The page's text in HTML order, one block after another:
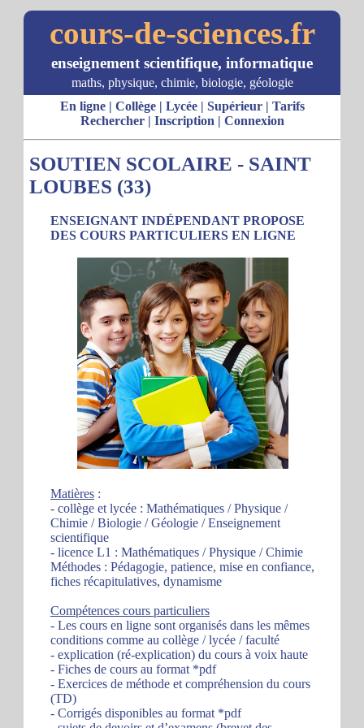
cours-de-sciences.fr
enseignement scientifique, informatique
maths, physique, chimie, biologie, géologie
En ligne| Collège| Lycée| Supérieur| Tarifs
Rechercher| Inscription | Connexion
SOUTIEN SCOLAIRE - SAINT
LOUBES (33)
ENSEIGNANT INDÉPENDANT PROPOSE
DES COURS PARTICULIERS EN LIGNE
Matières :
- collège et lycée : Mathématiques / Physique /
Chimie / Biologie / Géologie / Enseignement
scientifique
- licence L1 : Mathématiques / Physique / Chimie
Méthodes : Pédagogie, patience, mise en confiance,
fiches récapitulatives, dynamisme
Compétences cours particuliers
- Les cours en ligne sont organisés dans les mêmes
conditions comme au collège / lycée / faculté
- explication (ré-explication) du cours à voix haute
- Fiches de cours au format *pdf
- Exercices de méthode et compréhension du cours
(TD)
- Corrigés disponibles au format *pdf